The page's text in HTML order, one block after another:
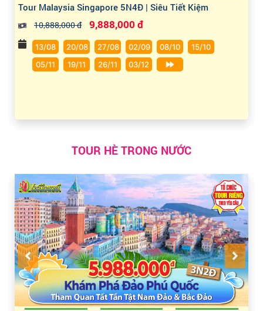
Tour Malaysia Singapore 5N4Đ | Siêu Tiết Kiệm
10,888,000 đ 9,888,000 đ
13/08 20/08 27/08 02/09 08/10
15/10
05/11
19/11 26/11 03/12
TOUR HÈ TRONG NƯỚC